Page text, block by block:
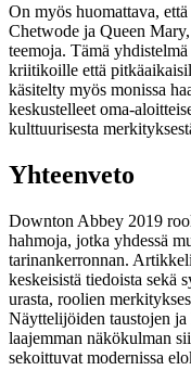
On myös huomattava,
Chetwode ja Queen
teemoja. Tämä
kriitikoille että
käsitelty myös monissa
keskustelleet oma-
kulttuurisesta
Yhteenveto
Downton Abbey 2019
hahmoja, jotka yhdessä
tarinankerronnan.
keskeisistä tiedoista sekä
urasta, roolien
Näyttelijöiden taustojen
laajemman näkökulman
sekoittuvat modernissa